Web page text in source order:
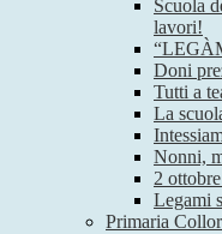
Scuola
lavori!
Doni
Tutti a
La
Nonni,
2
Legami
Primaria